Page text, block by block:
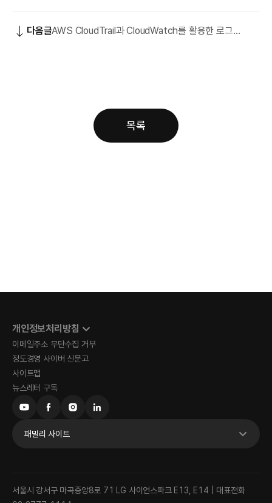
다음글AWS CloudTrail과 CloudWatch를 활용한 로그
목록
개인정보처리방침
이메일주소 무단수집 거부
정도경영 사이버 신문고
사이트맵
뉴스레터 구독
패밀리 사이트
서울시 강서구 마곡중앙8로 71 LG 사이언스파크 E13, E14 | 대표전화